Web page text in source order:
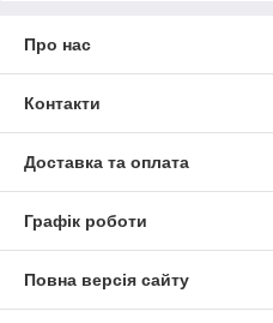
Про нас
Контакти
Доставка та оплата
Графік роботи
Повна версія сайту